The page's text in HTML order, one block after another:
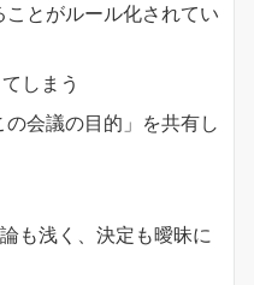
とがルール化されてい
しまう
会議の目的」を共有し
も浅く、決定も曖昧に